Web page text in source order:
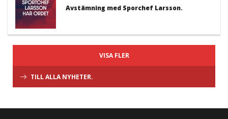
Avstämning med Sporchef Larsson.
VISA FLER
TILL ALLA NYHETER.